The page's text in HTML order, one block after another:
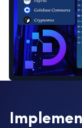
Implemen